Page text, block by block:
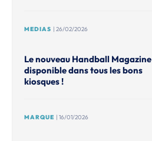
MEDIAS | 26/02/2026
Le nouveau Handball Magazine
disponible dans tous les bons
kiosques !
MARQUE | 16/01/2026